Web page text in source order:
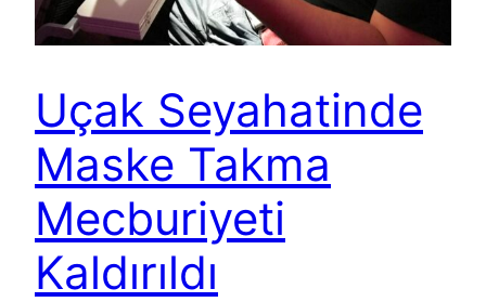
Uçak Seyahatinde
Maske Takma
Mecburiyeti
Kaldırıldı